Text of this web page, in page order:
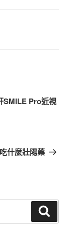
SMILE Pro近視
什麼壯陽藥